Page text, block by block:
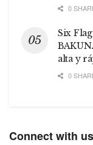
0
Six
alta y
0
Connect with us